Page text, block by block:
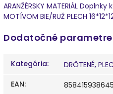
ARANŽÉRSKY MATERIÁL Doplnky
MOTÍVOM BIE/RUŽ PLECH
Dodatočné parametre
Kategória:
DRÔTENÉ,
EAN: